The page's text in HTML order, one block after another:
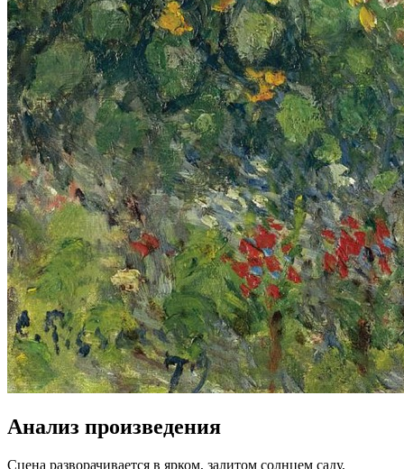
Анализ произведения
Сцена разворачивается в ярком, залитом солнцем саду,